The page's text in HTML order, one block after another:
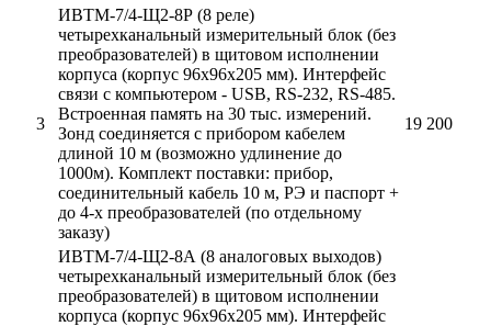
3
ИВТМ-7/4-Щ2-8Р (8 реле)
четырехканальный измерительный блок (без
преобразователей) в щитовом исполнении
корпуса (корпус 96х96х205 мм). Интерфейс
связи с компьютером - USB, RS-232, RS-485.
Встроенная память на 30 тыс. измерений.
Зонд соединяется с прибором кабелем
длиной 10 м (возможно удлинение до
1000м). Комплект поставки: прибор,
соединительный кабель 10 м, РЭ и паспорт +
до 4-х преобразователей (по отдельному
заказу)
19 200
ИВТМ-7/4-Щ2-8А (8 аналоговых выходов)
четырехканальный измерительный блок (без
преобразователей) в щитовом исполнении
корпуса (корпус 96х96х205 мм). Интерфейс